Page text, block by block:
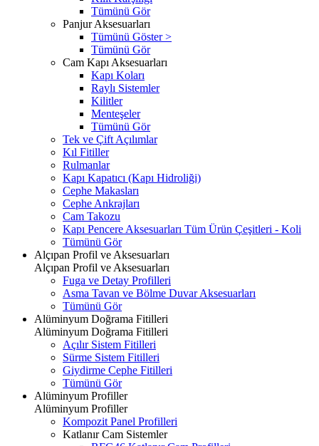
Tümünü Gör
Panjur Aksesuarları
Tümünü Göster >
Tümünü Gör
Cam Kapı Aksesuarları
Kapı Koları
Raylı Sistemler
Kilitler
Menteşeler
Tümünü Gör
Tek ve Çift Açılımlar
Kıl Fitiller
Rulmanlar
Kapı Kapatıcı (Kapı Hidroliği)
Cephe Makasları
Cephe Ankrajları
Cam Takozu
Kapı Pencere Aksesuarları Tüm Ürün Çeşitleri - Koli
Tümünü Gör
Alçıpan Profil ve Aksesuarları
Alçıpan Profil ve Aksesuarları
Fuga ve Detay Profilleri
Asma Tavan ve Bölme Duvar Aksesuarları
Tümünü Gör
Alüminyum Doğrama Fitilleri
Alüminyum Doğrama Fitilleri
Açılır Sistem Fitilleri
Sürme Sistem Fitilleri
Giydirme Cephe Fitilleri
Tümünü Gör
Alüminyum Profiller
Alüminyum Profiller
Kompozit Panel Profilleri
Katlanır Cam Sistemler